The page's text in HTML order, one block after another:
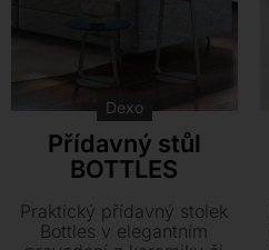
Dexo
Přídavný stůl
BOTTLES
Praktický přídavný stolek
Bottles v elegantním